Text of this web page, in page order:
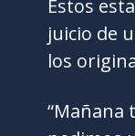
Estos
juicio de
los
“Mañana